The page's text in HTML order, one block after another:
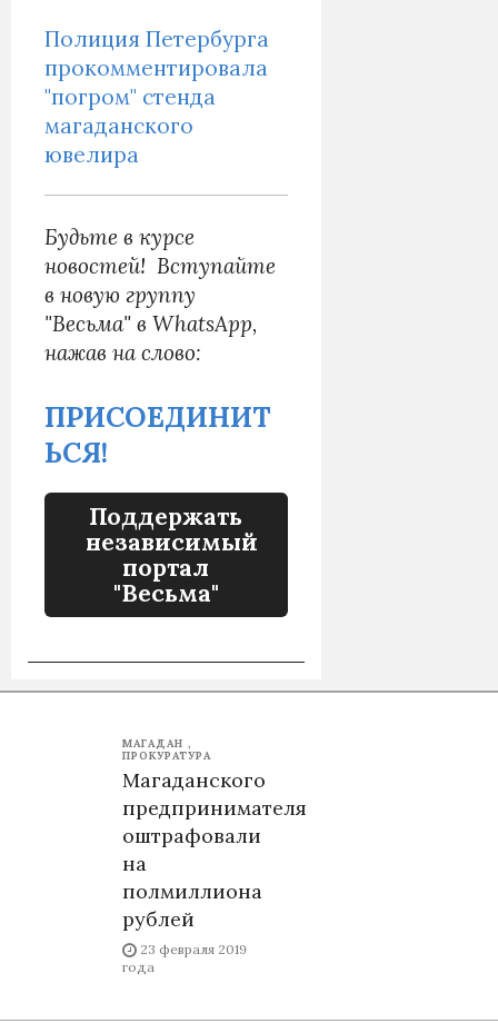
Полиция Петербурга
прокомментировала
"погром" стенда
магаданского
ювелира
Будьте в курсе
новостей! Вступайте
в новую группу
"Весьма" в WhatsApp,
нажав на слово:
ПРИСОЕДИНИТ
ЬСЯ!
Поддержать
независимый
портал
"Весьма"
МАГАДАН
ПРОКУРАТУРА
Магаданского
предпринимателя
оштрафовали
на
полмиллиона
рублей
23 февраля 2019
года